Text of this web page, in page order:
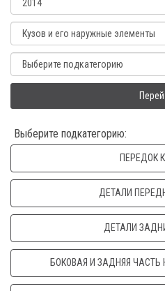
Выберите подкатегорию:
ПЕРЕДОК
ДЕТАЛИ
ДЕТАЛИ
БОКОВАЯ И ЗАДНЯЯ